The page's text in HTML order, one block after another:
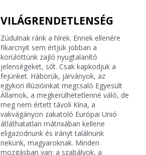
VILÁGRENDETLENSÉG
Zúdulnak ránk a hírek. Ennek ellenére
fikarcnyit sem értjük jobban a
körülöttünk zajló nyugtalanító
jelenségeket, sőt. Csak kapkodjuk a
fejünket. Háborúk, járványok, az
egykori illúzióinkat megcsaló Egyesült
Államok, a megkerülhetetlenné váló, de
meg nem értett távoli Kína, a
vakvágányon zakatoló Európai Unió
átláthatatlan mátrixában kellene
eligazodnunk és irányt találnunk
nekünk, magyaroknak. Minden
mozgásban van: a szabályok, a